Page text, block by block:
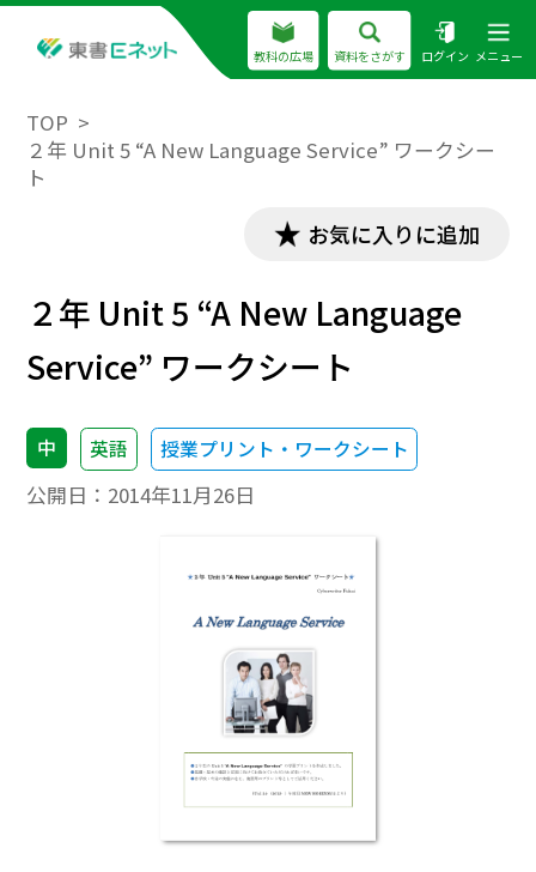
教科の広場 資料をさがす ログイン メニュー
TOP
２年 Unit 5 “A New Language Service” ワークシー
ト
お気に入りに追加
２年 Unit 5 “A New Language
Service” ワークシート
中 英語 授業プリント・ワークシート
公開日： 2014年11月26日